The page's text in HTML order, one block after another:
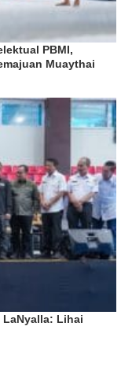
PBMI,
Muaythai
Lihai